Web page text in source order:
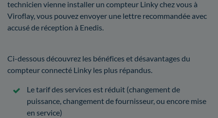
technicien vienne installer un compteur Linky chez vous à
Viroflay, vous pouvez envoyer une lettre recommandée avec
accusé de réception à Enedis.
Ci-dessous découvrez les bénéfices et désavantages du
compteur connecté Linky les plus répandus.
Le tarif des services est réduit (changement de
puissance, changement de fournisseur, ou encore mise
en service)